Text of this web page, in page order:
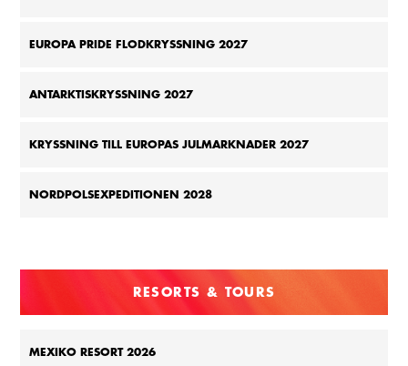
EUROPA PRIDE FLODKRYSSNING 2027
ANTARKTISKRYSSNING 2027
KRYSSNING TILL EUROPAS JULMARKNADER 2027
NORDPOLSEXPEDITIONEN 2028
RESORTS & TOURS
MEXIKO RESORT 2026